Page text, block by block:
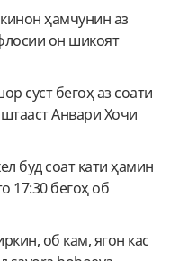
ҳамчунин аз
он шикоят
суст бегоҳ аз соати
Анвари Хочи
буд соат кати ҳамин
17:30 бегоҳ об
об кам, ягон кас